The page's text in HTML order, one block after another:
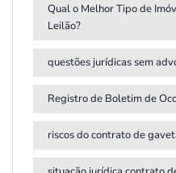
Qual o Melhor Tipo de
Leilão?
questões jurídicas sem
Registro de Boletim de
riscos do contrato de